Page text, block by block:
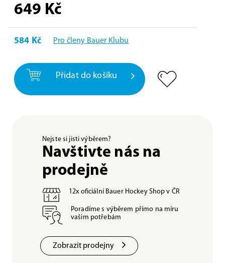
649 Kč
584 Kč Pro členy Bauer Klubu
Přidat do košíku
Nejste si jisti výběrem?
Navštivte nás na
prodejně
12x oficiální Bauer Hockey Shop v ČR
Poradíme s výběrem přímo na míru
vašim potřebám
Zobrazit prodejny